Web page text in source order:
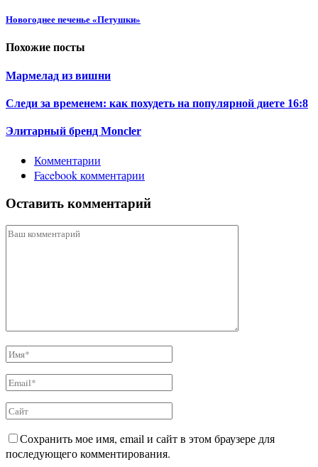
Новогоднее печенье «Петушки»
Похожие посты
Мармелад из вишни
Следи за временем: как похудеть на популярной диете 16:8
Элитарный бренд Moncler
Комментарии
Facebook комментарии
Оставить комментарий
Сохранить мое имя, email и сайт в этом браузере для
последующего комментирования.